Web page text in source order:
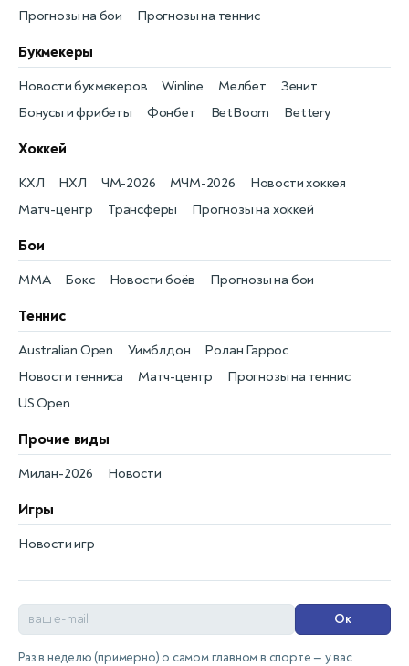
Прогнозы на бои Прогнозы на теннис
Букмекеры
Бонусы и фрибеты
Новости букмекеров
Фонбет
Winline
BetBoom
Мелбет
Bettery
Зенит
Хоккей
Новости хоккея
КХЛ
Матч-центр
НХЛ
Трансферы
ЧМ-2026
Прогнозы на хоккей
МЧМ-2026
Бои
Новости боёв
MMA Прогнозы на бои
Бокс
Теннис
Новости тенниса
Australian Open
Матч-центр
Уимблдон
Прогнозы на теннис
Ролан Гаррос
US Open
Прочие виды
Новости
Милан-2026
Игры
Новости игр
Ок
Раз в неделю (примерно) о самом главном в спорте — у вас